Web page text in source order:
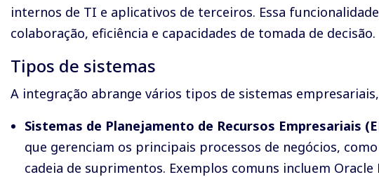
internos de TI e aplicativos de terceiros. Essa
colaboração, eficiência e capacidades de tomada de decisão.
Tipos de sistemas
A integração abrange vários tipos de sistemas
Sistemas de Planejamento de Recursos Empresariais
que gerenciam os principais processos de negócios,
cadeia de suprimentos. Exemplos comuns incluem Oracle